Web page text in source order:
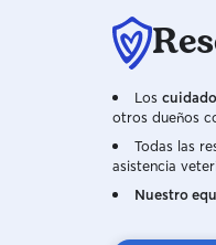
Los
otros dueños
Todas las
asistencia
Nuestro